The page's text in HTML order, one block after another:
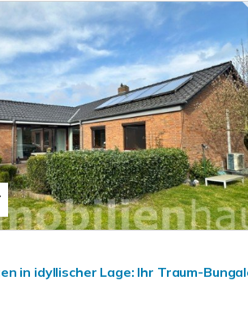
in idyllischer Lage: Ihr Traum-